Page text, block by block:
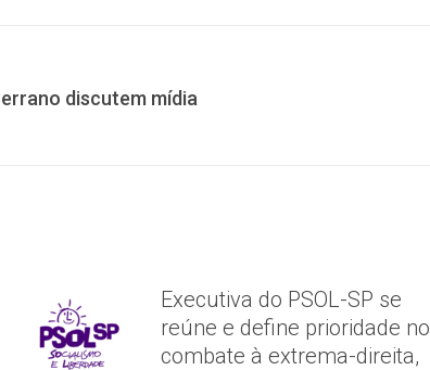
discutem mídia
Executiva do PSOL-SP se
reúne e define prioridade no
combate à extrema-direita,